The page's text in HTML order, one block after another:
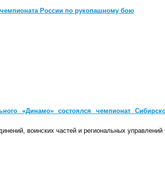
России по рукопашному бою
«Динамо» состоялся чемпионат
воинских частей и региональных